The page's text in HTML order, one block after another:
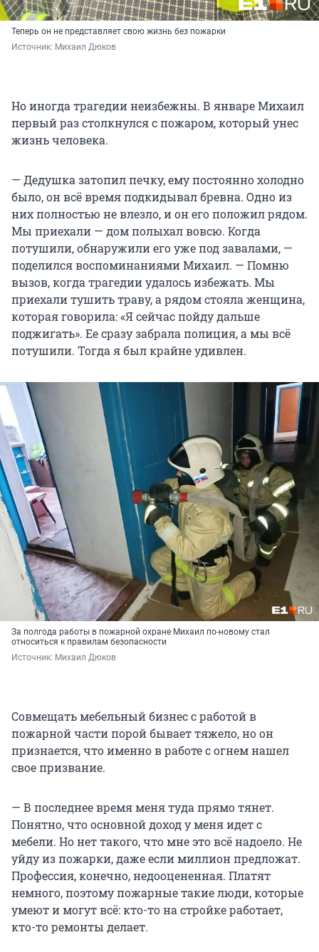
Теперь он не представляет свою жизнь без пожарки
Источник: Михаил Дюков
Но иногда трагедии неизбежны. В январе Михаил
первый раз столкнулся с пожаром, который унес
жизнь человека.
— Дедушка затопил печку, ему постоянно холодно
было, он всё время подкидывал бревна. Одно из
них полностью не влезло, и он его положил рядом.
Мы приехали — дом полыхал вовсю. Когда
потушили, обнаружили его уже под завалами, —
поделился воспоминаниями Михаил. — Помню
вызов, когда трагедии удалось избежать. Мы
приехали тушить траву, а рядом стояла женщина,
которая говорила: «Я сейчас пойду дальше
поджигать». Ее сразу забрала полиция, а мы всё
потушили. Тогда я был крайне удивлен.
За полгода работы в пожарной охране Михаил по-новому стал
относиться к правилам безопасности
Источник: Михаил Дюков
Совмещать мебельный бизнес с работой в
пожарной части порой бывает тяжело, но он
признается, что именно в работе с огнем нашел
свое призвание.
— В последнее время меня туда прямо тянет.
Понятно, что основной доход у меня идет с
мебели. Но нет такого, что мне это всё надоело. Не
уйду из пожарки, даже если миллион предложат.
Профессия, конечно, недооцененная. Платят
немного, поэтому пожарные такие люди, которые
умеют и могут всё: кто-то на стройке работает,
кто-то ремонты делает.